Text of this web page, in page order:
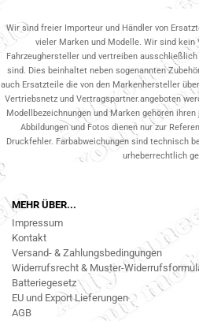
Wir sind freier Importeur und Händler von
vieler Marken und Modelle. Wir sind kein
Fahrzeughersteller und vertreiben
sind. Dies beinhaltet neben sogenannten
auch Ersatzteile die von den Markenhersteller
Vertriebsnetz und Vertragspartner.angeboten
Modellbezeichnungen und Marken gehören
Abbildungen und Fotos dienen nur zur
Druckfehler. Farbabweichungen sind technisch
urheberrechtlich
MEHR ÜBER...
Impressum
Kontakt
Versand- & Zahlungsbedingungen
Widerrufsrecht & Muster-
Batteriegesetz
EU und Export Lieferungen
AGB